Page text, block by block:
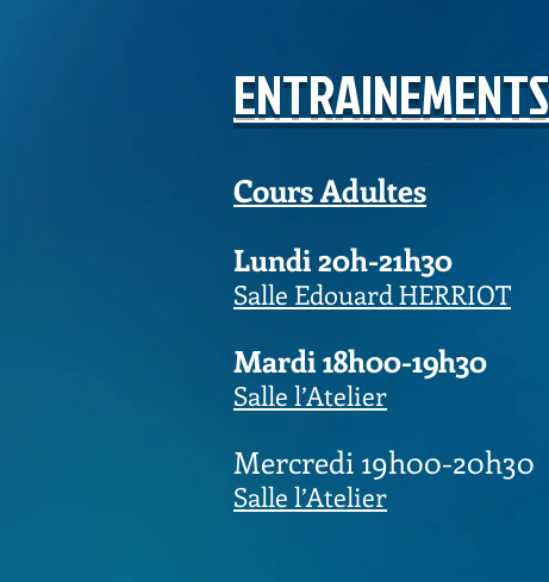
ENTRAINEMENTS
Cours Adultes
Lundi 20h-21h30
Salle Edouard HERRIOT
Mardi 18h00-19h30
Salle l’Atelier
Mercredi 19h00-20h30
Salle l’Atelier​